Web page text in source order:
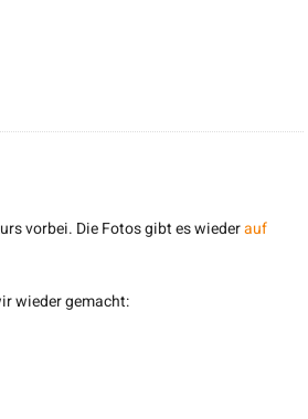
vorbei. Die Fotos gibt es wiederauf
wieder gemacht: